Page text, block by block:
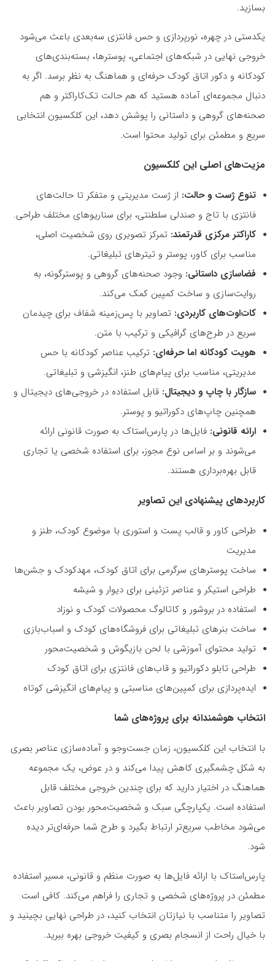
بسازید.
یکدستی در چهره، نورپردازی و حس فانتزی سه‌بعدی باعث می‌شود
خروجی نهایی در شبکه‌های اجتماعی، پوسترها، بسته‌بندی‌های
کودکانه و دکور اتاق کودک حرفه‌ای و هماهنگ به نظر برسد. اگر به
دنبال مجموعه‌ای آماده هستید که هم حالت تک‌کاراکتر و هم
صحنه‌های گروهی و داستانی را پوشش دهد، این کلکسیون انتخابی
سریع و مطمئن برای تولید محتوا است.
مزیت‌های اصلی این کلکسیون
تنوع ژست و حالت: از ژست مدیریتی و متفکر تا حالت‌های
فانتزی با تاج و صندلی سلطنتی، برای سناریوهای مختلف طراحی.
کاراکتر مرکزی قدرتمند: تمرکز تصویری روی شخصیت اصلی،
مناسب برای کاور، پوستر و تیترهای تبلیغاتی.
فضاسازی داستانی: وجود صحنه‌های گروهی و پوسترگونه، به
روایت‌سازی و ساخت کمپین کمک می‌کند.
کات‌اوت‌های کاربردی: تصاویر با پس‌زمینه شفاف برای چیدمان
سریع در طرح‌های گرافیکی و ترکیب با متن.
هویت کودکانه اما حرفه‌ای: ترکیب عناصر کودکانه با حس
مدیریتی، مناسب برای پیام‌های طنز، انگیزشی و تبلیغاتی.
سازگار با چاپ و دیجیتال: قابل استفاده در خروجی‌های دیجیتال و
همچنین چاپ‌های دکوراتیو و پوستر.
ارائه قانونی: فایل‌ها در پارس‌استاک به صورت قانونی ارائه
می‌شوند و بر اساس نوع مجوز، برای استفاده شخصی یا تجاری
قابل بهره‌برداری هستند.
کاربردهای پیشنهادی این تصاویر
طراحی کاور و قالب پست و استوری با موضوع کودک، طنز و
مدیریت
ساخت پوسترهای سرگرمی برای اتاق کودک، مهدکودک و جشن‌ها
طراحی استیکر و عناصر تزئینی برای دیوار و شیشه
استفاده در بروشور و کاتالوگ محصولات کودک و نوزاد
ساخت بنرهای تبلیغاتی برای فروشگاه‌های کودک و اسباب‌بازی
تولید محتوای آموزشی با لحن بازیگوش و شخصیت‌محور
طراحی تابلو دکوراتیو و قاب‌های فانتزی برای اتاق کودک
ایده‌پردازی برای کمپین‌های مناسبتی و پیام‌های انگیزشی کوتاه
انتخاب هوشمندانه برای پروژه‌های شما
با انتخاب این کلکسیون، زمان جست‌وجو و آماده‌سازی عناصر بصری
به شکل چشمگیری کاهش پیدا می‌کند و در عوض، یک مجموعه
هماهنگ در اختیار دارید که برای چندین خروجی مختلف قابل
استفاده است. یکپارچگی سبک و شخصیت‌محور بودن تصاویر باعث
می‌شود مخاطب سریع‌تر ارتباط بگیرد و طرح شما حرفه‌ای‌تر دیده
شود.
پارس‌استاک با ارائه فایل‌ها به صورت منظم و قانونی، مسیر استفاده
مطمئن در پروژه‌های شخصی و تجاری را فراهم می‌کند. کافی است
تصاویر را متناسب با نیازتان انتخاب کنید، در طراحی نهایی بچینید و
با خیال راحت از انسجام بصری و کیفیت خروجی بهره ببرید.